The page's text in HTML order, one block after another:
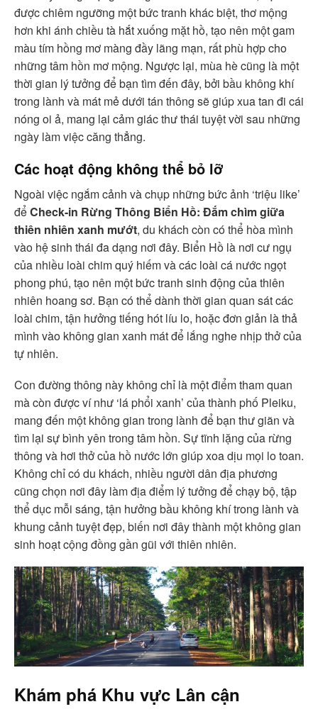
được chiêm ngưỡng một bức tranh khác biệt, thơ mộng
hơn khi ánh chiều tà hắt xuống mặt hồ, tạo nên một gam
màu tím hồng mơ màng đầy lãng mạn, rất phù hợp cho
những tâm hồn mơ mộng. Ngược lại, mùa hè cũng là một
thời gian lý tưởng để bạn tìm đến đây, bởi bầu không khí
trong lành và mát mẻ dưới tán thông sẽ giúp xua tan đi cái
nóng oi ả, mang lại cảm giác thư thái tuyệt vời sau những
ngày làm việc căng thẳng.
Các hoạt động không thể bỏ lỡ
Ngoài việc ngắm cảnh và chụp những bức ảnh ‘triệu like’
đểCheck-in Rừng Thông Biển Hồ: Đắm chìm giữa
thiên nhiên xanh mướt, du khách còn có thể hòa mình
vào hệ sinh thái đa dạng nơi đây. Biển Hồ là nơi cư ngụ
của nhiều loài chim quý hiếm và các loài cá nước ngọt
phong phú, tạo nên một bức tranh sinh động của thiên
nhiên hoang sơ. Bạn có thể dành thời gian quan sát các
loài chim, tận hưởng tiếng hót líu lo, hoặc đơn giản là thả
mình vào không gian xanh mát để lắng nghe nhịp thở của
tự nhiên.
Con đường thông này không chỉ là một điểm tham quan
mà còn được ví như ‘lá phổi xanh’ của thành phố Pleiku,
mang đến một không gian trong lành để bạn thư giãn và
tìm lại sự bình yên trong tâm hồn. Sự tĩnh lặng của rừng
thông và hơi thở của hồ nước lớn giúp xoa dịu mọi lo toan.
Không chỉ có du khách, nhiều người dân địa phương
cũng chọn nơi đây làm địa điểm lý tưởng để chạy bộ, tập
thể dục mỗi sáng, tận hưởng bầu không khí trong lành và
khung cảnh tuyệt đẹp, biến nơi đây thành một không gian
sinh hoạt cộng đồng gần gũi với thiên nhiên.
Khám phá Khu vực Lân cận